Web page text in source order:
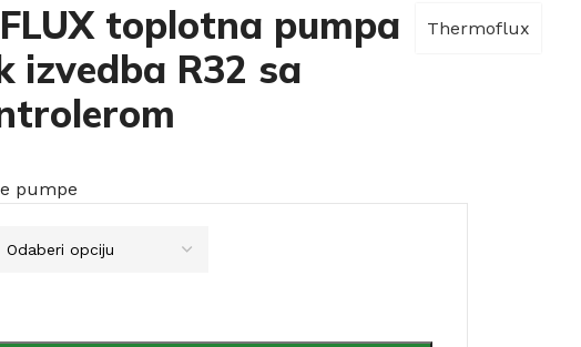
toplotna pumpa
izvedba R32 sa
Thermoflux
pumpe